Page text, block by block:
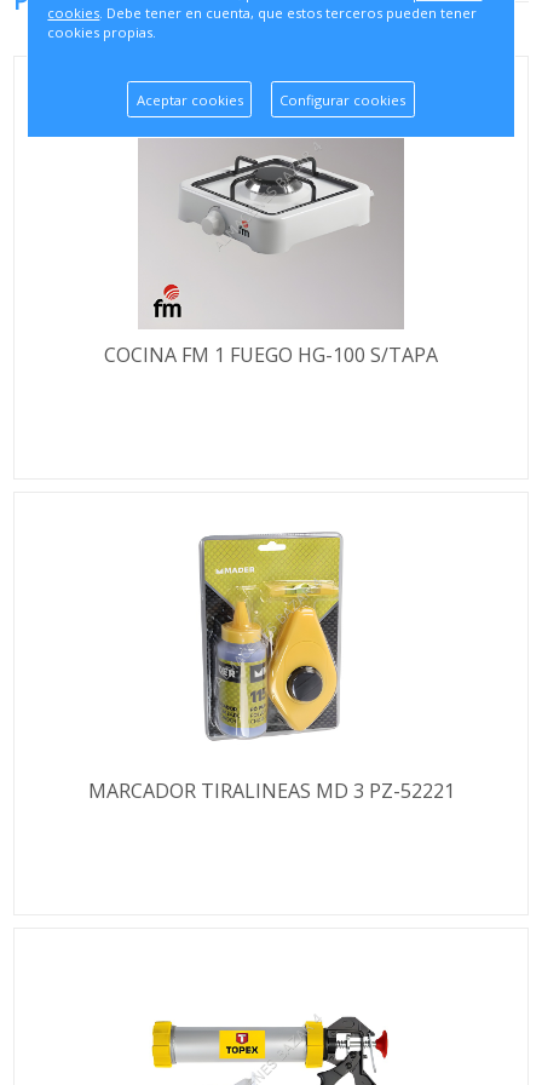
COCINA FM 1 FUEGO HG-100 S/TAPA
MARCADOR TIRALINEAS MD 3 PZ-52221
cookies. Debe tener en cuenta, que estos terceros pueden tener
cookies propias.
Aceptar cookies Configurar cookies